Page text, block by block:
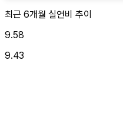
최근 6개월 실연비 추이
9.58
9.43